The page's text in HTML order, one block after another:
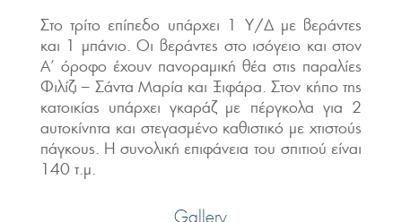
Στο τρίτο επίπεδο υπάρχει 1 Υ/Δ με βεράντες
και 1 μπάνιο. Οι βεράντες στο ισόγειο και στον
Α’ όροφο έχουν πανοραμική θέα στις παραλίες
Φιλίζι – Σάντα Μαρία και Ξιφάρα. Στον κήπο της
κατοικίας υπάρχει γκαράζ με πέργκολα για 2
αυτοκίνητα και στεγασμένο καθιστικό με χτιστούς
πάγκους. Η συνολική επιφάνεια του σπιτιού είναι
140 τ.μ.
Gallery